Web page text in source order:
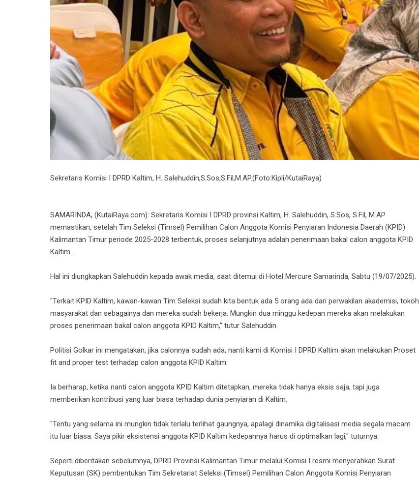
Sekretaris Komisi I DPRD Kaltim, H. Salehuddin,S.Sos,S.Fil,M.AP.(Foto:Kipli/KutaiRaya)
SAMARINDA, (KutaiRaya.com): Sekretaris Komisi I DPRD provinsi Kaltim, H. Salehuddin, S.Sos, S.Fil, M.AP
memastikan, setelah Tim Seleksi (Timsel) Pemilihan Calon Anggota Komisi Penyiaran Indonesia Daerah (KPID)
Kalimantan Timur periode 2025-2028 terbentuk, proses selanjutnya adalah penerimaan bakal calon anggota KPID
Kaltim.
Hal ini diungkapkan Salehuddin kepada awak media, saat ditemui di Hotel Mercure Samarinda, Sabtu (19/07/2025).
"Terkait KPID Kaltim, kawan-kawan Tim Seleksi sudah kita bentuk ada 5 orang ada dari perwakilan akademisi, tokoh
masyarakat dan sebagainya dan mereka sudah bekerja. Mungkin dua minggu kedepan mereka akan melakukan
proses penerimaan bakal calon anggota KPID Kaltim," tutur Salehuddin.
Politisi Golkar ini mengatakan, jika calonnya sudah ada, nanti kami di Komisi I DPRD Kaltim akan melakukan Proset
fit and proper test terhadap calon anggota KPID Kaltim.
Ia berharap, ketika nanti calon anggota KPID Kaltim ditetapkan, mereka tidak hanya eksis saja, tapi juga
memberikan kontribusi yang luar biasa terhadap dunia penyiaran di Kaltim.
"Tentu yang selama ini mungkin tidak terlalu terlihat gaungnya, apalagi dinamika digitalisasi media segala macam
itu luar biasa. Saya pikir eksistensi anggota KPID Kaltim kedepannya harus di optimalkan lagi," tuturnya.
Seperti diberitakan sebelumnya, DPRD Provinsi Kalimantan Timur melalui Komisi I resmi menyerahkan Surat
Keputusan (SK) pembentukan Tim Sekretariat Seleksi (Timsel) Pemilihan Calon Anggota Komisi Penyiaran